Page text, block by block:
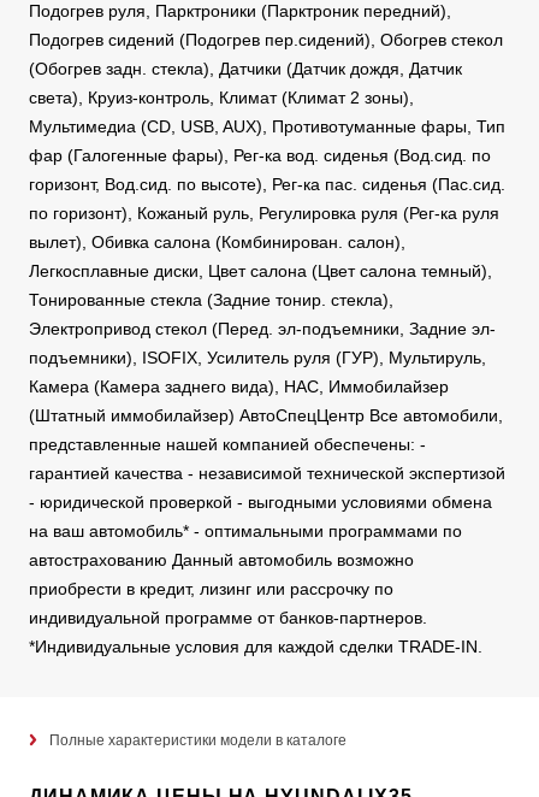
Подогрев руля, Парктроники (Парктроник передний),
Подогрев сидений (Подогрев пер.сидений), Обогрев стекол
(Обогрев задн. стекла), Датчики (Датчик дождя, Датчик
света), Круиз-контроль, Климат (Климат 2 зоны),
Мультимедиа (CD, USB, AUX), Противотуманные фары, Тип
фар (Галогенные фары), Рег-ка вод. сиденья (Вод.сид. по
горизонт, Вод.сид. по высоте), Рег-ка пас. сиденья (Пас.сид.
по горизонт), Кожаный руль, Регулировка руля (Рег-ка руля
вылет), Обивка салона (Комбинирован. салон),
Легкосплавные диски, Цвет салона (Цвет салона темный),
Тонированные стекла (Задние тонир. стекла),
Электропривод стекол (Перед. эл-подъемники, Задние эл-
подъемники), ISOFIX, Усилитель руля (ГУР), Мультируль,
Камера (Камера заднего вида), HAC, Иммобилайзер
(Штатный иммобилайзер) АвтоСпецЦентр Все автомобили,
представленные нашей компанией обеспечены: -
гарантией качества - независимой технической экспертизой
- юридической проверкой - выгодными условиями обмена
на ваш автомобиль* - оптимальными программами по
автострахованию Данный автомобиль возможно
приобрести в кредит, лизинг или рассрочку по
индивидуальной программе от банков-партнеров.
*Индивидуальные условия для каждой сделки TRADE-IN.
Полные характеристики модели в каталоге